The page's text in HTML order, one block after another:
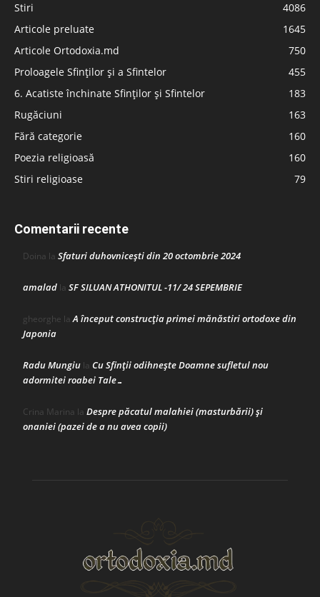
Stiri
4086
Articole preluate
1645
Articole Ortodoxia.md
750
Proloagele Sfinților și a Sfintelor
455
6. Acatiste închinate Sfinților și Sfintelor
183
Rugăciuni
163
Fără categorie
160
Poezia religioasă
160
Stiri religioase
79
Comentarii recente
Doina la Sfaturi duhovnicești din 20 octombrie 2024
amalad la SF SILUAN ATHONITUL -11/ 24 SEPEMBRIE
gheorghe laA început construcţia primei mănăstiri ortodoxe din
Japonia
Radu Mungiu la Cu Sfinții odihnește Doamne sufletul nou
adormitei roabei Tale…
Crina Marina la Despre păcatul malahiei (masturbării) şi
onaniei (pazei de a nu avea copii)